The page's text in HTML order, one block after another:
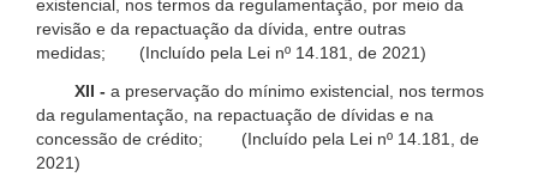
existencial, nos termos da regulamentação, por meio da
revisão e da repactuação da dívida, entre outras
medidas; (Incluído pela Lei nº 14.181, de 2021)
XII - a preservação do mínimo existencial, nos termos
da regulamentação, na repactuação de dívidas e na
concessão de crédito; (Incluído pela Lei nº 14.181, de
2021)